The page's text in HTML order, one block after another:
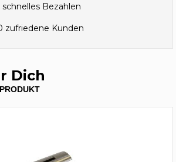
Bezahlen
zufriedene Kunden
Dich